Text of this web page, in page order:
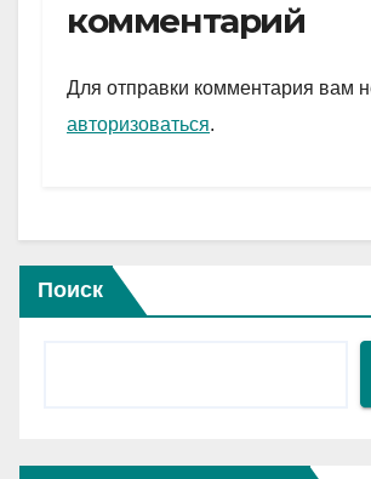
a
m
A
p
и
комментарий
Для отправки комментария вам
авторизоваться.
Поиск